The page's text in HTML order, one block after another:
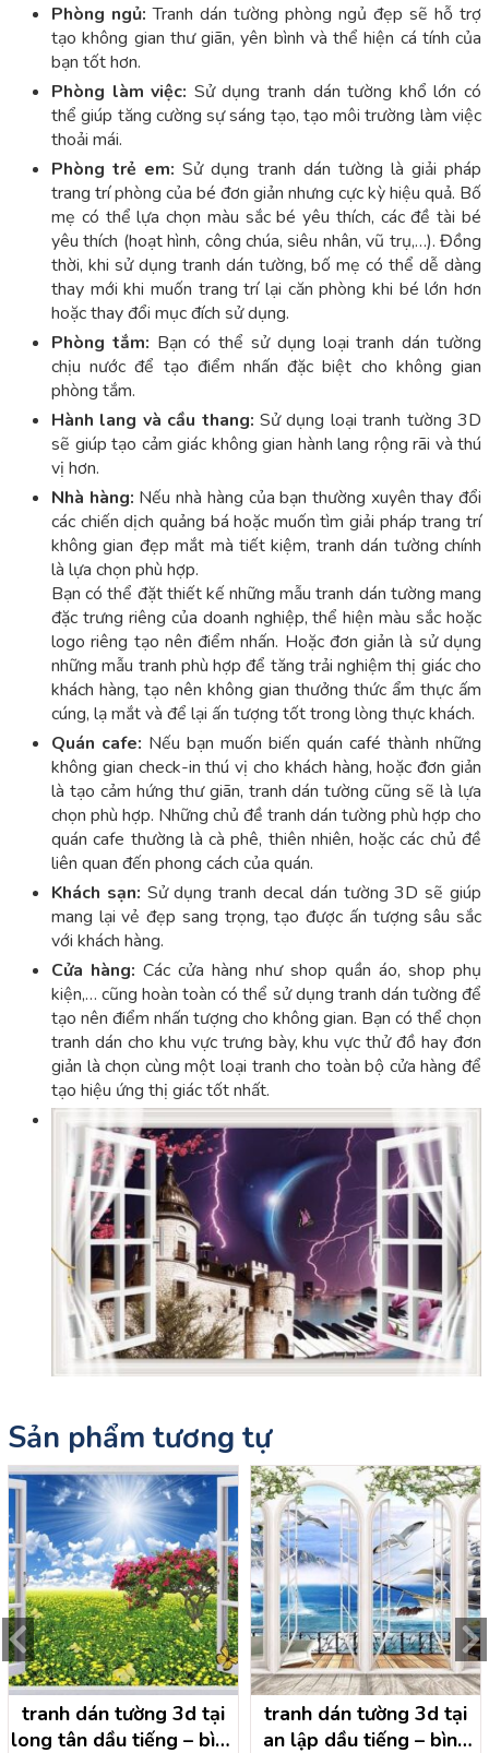
Phòng ngủ:Tranh dán tường phòng ngủ đẹp sẽ hỗ trợ
tạo không gian thư giãn, yên bình và thể hiện cá tính của
bạn tốt hơn.
Phòng làm việc: Sử dụng tranh dán tường khổ lớn có
thể giúp tăng cường sự sáng tạo, tạo môi trường làm việc
thoải mái.
Phòng trẻ em: Sử dụng tranh dán tường là giải pháp
trang trí phòng của bé đơn giản nhưng cực kỳ hiệu quả. Bố
mẹ có thể lựa chọn màu sắc bé yêu thích, các đề tài bé
yêu thích (hoạt hình, công chúa, siêu nhân, vũ trụ,…). Đồng
thời, khi sử dụng tranh dán tường, bố mẹ có thể dễ dàng
thay mới khi muốn trang trí lại căn phòng khi bé lớn hơn
hoặc thay đổi mục đích sử dụng.
Phòng tắm: Bạn có thể sử dụng loại tranh dán tường
chịu nước để tạo điểm nhấn đặc biệt cho không gian
phòng tắm.
Hành lang và cầu thang: Sử dụng loại tranh tường 3D
sẽ giúp tạo cảm giác không gian hành lang rộng rãi và thú
vị hơn.
Nhà hàng: Nếu nhà hàng của bạn thường xuyên thay đổi
các chiến dịch quảng bá hoặc muốn tìm giải pháp trang trí
không gian đẹp mắt mà tiết kiệm, tranh dán tường chính
là lựa chọn phù hợp.
Bạn có thể đặt thiết kế những mẫu tranh dán tường mang
đặc trưng riêng của doanh nghiệp, thể hiện màu sắc hoặc
logo riêng tạo nên điểm nhấn. Hoặc đơn giản là sử dụng
những mẫu tranh phù hợp để tăng trải nghiệm thị giác cho
khách hàng, tạo nên không gian thưởng thức ẩm thực ấm
cúng, lạ mắt và để lại ấn tượng tốt trong lòng thực khách.
Quán cafe: Nếu bạn muốn biến quán café thành những
không gian check-in thú vị cho khách hàng, hoặc đơn giản
là tạo cảm hứng thư giãn, tranh dán tường cũng sẽ là lựa
chọn phù hợp. Những chủ đề tranh dán tường phù hợp cho
quán cafe thường là cà phê, thiên nhiên, hoặc các chủ đề
liên quan đến phong cách của quán.
Khách sạn: Sử dụng tranh decal dán tường 3D sẽ giúp
mang lại vẻ đẹp sang trọng, tạo được ấn tượng sâu sắc
với khách hàng.
Cửa hàng: Các cửa hàng như shop quần áo, shop phụ
kiện,… cũng hoàn toàn có thể sử dụng tranh dán tường để
tạo nên điểm nhấn tượng cho không gian. Bạn có thể chọn
tranh dán cho khu vực trưng bày, khu vực thử đồ hay đơn
giản là chọn cùng một loại tranh cho toàn bộ cửa hàng để
tạo hiệu ứng thị giác tốt nhất.
Sản phẩm tương tự
tranh dán tường 3d tại
long tân dầu tiếng – bình
tranh dán tường 3d tại
an lập dầu tiếng – bình